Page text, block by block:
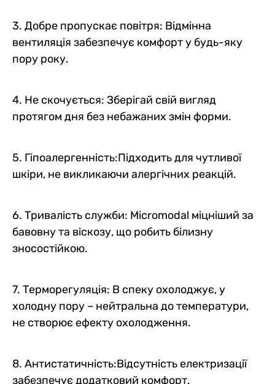
3. Добре пропускає повітря: Відмінна
вентиляція забезпечує комфорт у будь-яку
пору року.
4. Не скочується: Зберігай свій вигляд
протягом дня без небажаних змін форми.
5. Гіпоалергенність:Підходить для чутливої
шкіри, не викликаючи алергічних реакцій.
6. Тривалість служби: Micromodal міцніший за
бавовну та віскозу, що робить білизну
зносостійкою.
7. Терморегуляція: В спеку охолоджує, у
холодну пору – нейтральна до температури,
не створює ефекту охолодження.
8. Антистатичність:Відсутність електризації
забезпечує додатковий комфорт.